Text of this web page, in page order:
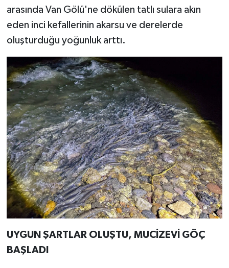
arasında Van Gölü'ne dökülen tatlı sulara akın
eden inci kefallerinin akarsu ve derelerde
oluşturduğu yoğunluk arttı.
UYGUN ŞARTLAR OLUŞTU, MUCİZEVİ GÖÇ
BAŞLADI